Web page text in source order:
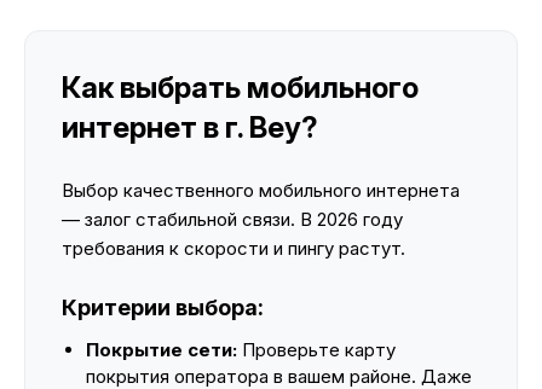
Как выбрать мобильного
интернет в г. Bey?
Выбор качественного мобильного интернета
— залог стабильной связи. В 2026 году
требования к скорости и пингу растут.
Критерии выбора:
Покрытие сети: Проверьте карту
покрытия оператора в вашем районе. Даже